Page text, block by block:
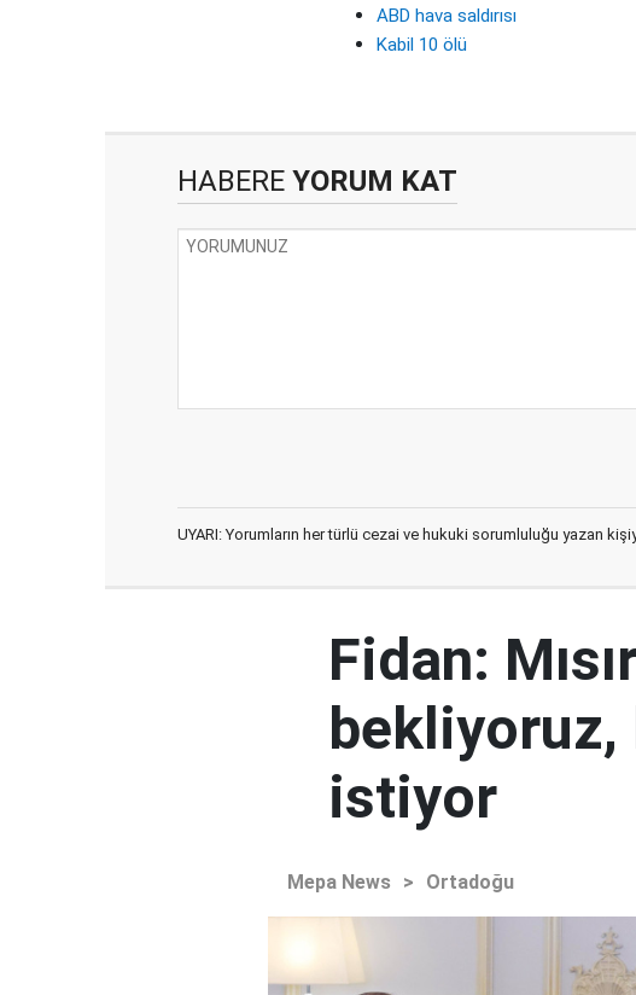
ABD hava saldırısı
Kabil 10 ölü
HABERE YORUM KAT
UYARI: Yorumların her türlü cezai ve hukuki sorumluluğu yazan
Fidan:
bekliyoruz,
istiyor
Mepa News > Ortadoğu